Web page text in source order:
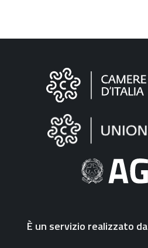
Informazioni
"Fattura
Elettronica"
È un servizio realizzato da